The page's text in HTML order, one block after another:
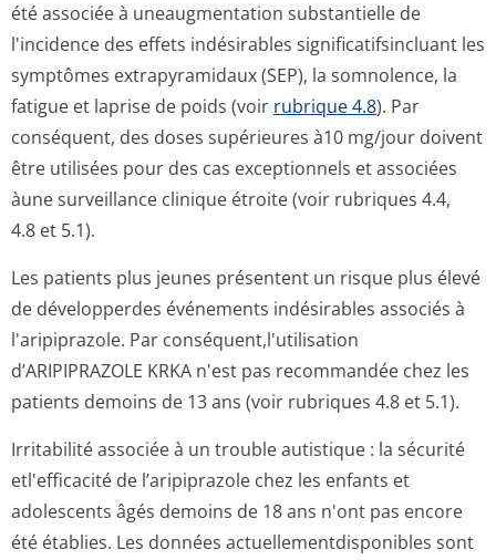
été associée à uneaugmentation substantielle de
l'incidence des effets indésirables significatifsin­cluant les
symptômes extrapyramidaux (SEP), la somnolence, la
fatigue et laprise de poids (voir rubrique 4.8). Par
conséquent, des doses supérieures à10 mg/jour doivent
être utilisées pour des cas exceptionnels et associées
àune surveillance clinique étroite (voir rubriques 4.4,
4.8 et 5.1).
Les patients plus jeunes présentent un risque plus élevé
de développerdes événements indésirables associés à
l'aripiprazole. Par conséquent,l'u­tilisation
d’ARIPIPRAZOLE KRKA n'est pas recommandée chez les
patients demoins de 13 ans (voir rubriques 4.8 et 5.1).
Irritabilité associée à un trouble autistique : la sécurité
etl'efficacité de l’aripiprazole chez les enfants et
adolescents âgés demoins de 18 ans n'ont pas encore
été établies. Les données actuellementdis­ponibles sont